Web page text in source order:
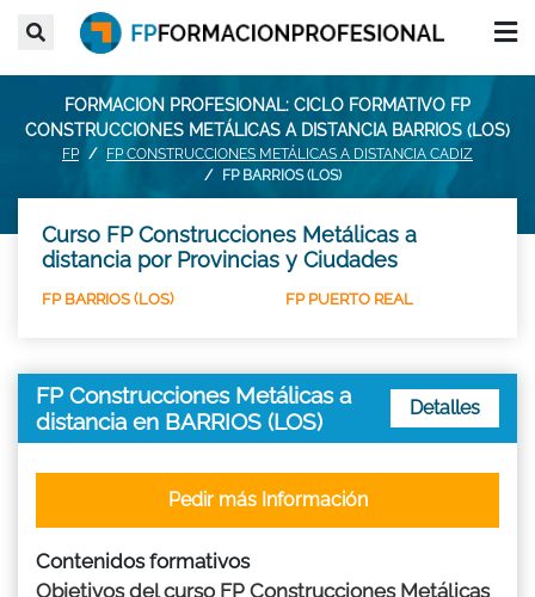
FORMACION PROFESIONAL: CICLO FORMATIVO FP
CONSTRUCCIONES METÁLICAS A DISTANCIA BARRIOS (LOS)
FP
FP CONSTRUCCIONES METÁLICAS A DISTANCIA CADIZ
FP BARRIOS (LOS)
Curso FP Construcciones Metálicas a
distancia por Provincias y Ciudades
FP BARRIOS (LOS) FP PUERTO REAL
FP Construcciones Metálicas a
distancia en BARRIOS (LOS)
Detalles
Pedir más Información
Contenidos formativos
Objetivos del curso FP Construcciones Metálicas